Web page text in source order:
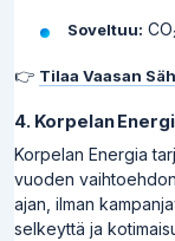
Soveltuu:
👉 Tilaa Vaasan
4. Korpelan
Korpelan Energia
vuoden
ajan, ilman
selkeyttä ja